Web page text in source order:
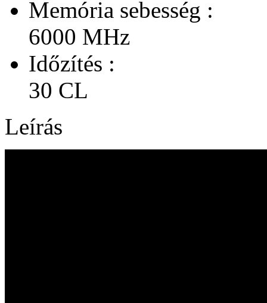
Memória sebesség :
6000 MHz
Időzítés :
30 CL
Leírás